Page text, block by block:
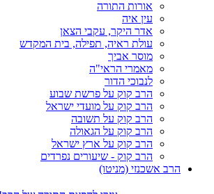
אורות התורה
עין איה
אדר היקר, עקבי הצאן
עולת ראיה, תפילה, בית המקדש
מוסר אביך
מאמרי הראי"ה
לנבוכי הדור
הרב קוק על פרשת שבוע
הרב קוק על מועדי ישראל
הרב קוק על תשובה
הרב קוק על הגאולה
הרב קוק על ארץ ישראל
הרב קוק - שיעורים נפרדים
הרב אשכנזי (מניטו)